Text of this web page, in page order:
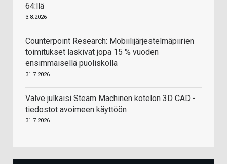
64:llä
3.8.2026
Counterpoint Research: Mobiilijärjestelmäpiirien
toimitukset laskivat jopa 15 % vuoden
ensimmäisellä puoliskolla
31.7.2026
Valve julkaisi Steam Machinen kotelon 3D CAD -
tiedostot avoimeen käyttöön
31.7.2026